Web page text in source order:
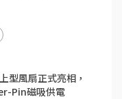
型風扇正式亮相，
Pin磁吸供電